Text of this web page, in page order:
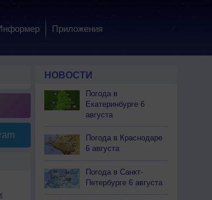
Приложения
НОВОСТИ
Погода в
Екатеринбурге 6
августа
Погода в Краснодаре
6 августа
Погода в Санкт-
Петербурге 6 августа